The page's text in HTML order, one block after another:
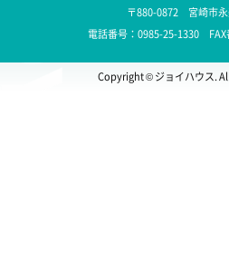
〒880-0872 宮崎市
電話番号：0985-25-1330 FAX
Copyright © ジョイハウス.